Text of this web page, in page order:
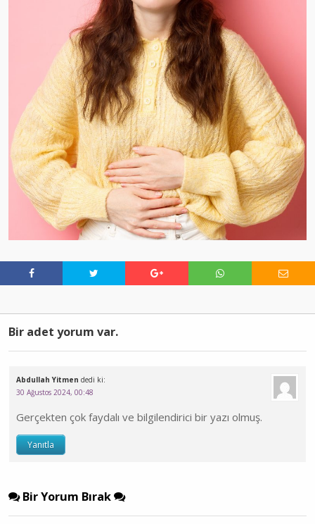
Bir adet yorum var.
Abdullah Yitmen dedi ki:
30 Ağustos 2024, 00:48
Gerçekten çok faydalı ve bilgilendirici bir yazı olmuş.
Yanıtla
Bir Yorum Bırak